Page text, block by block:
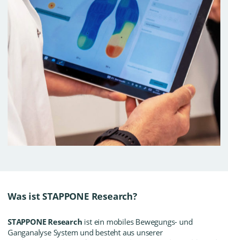
Was ist STAPPONE Research?
STAPPONE Research ist ein mobiles Bewegungs- und
GanganalyseSystem und besteht aus unserer